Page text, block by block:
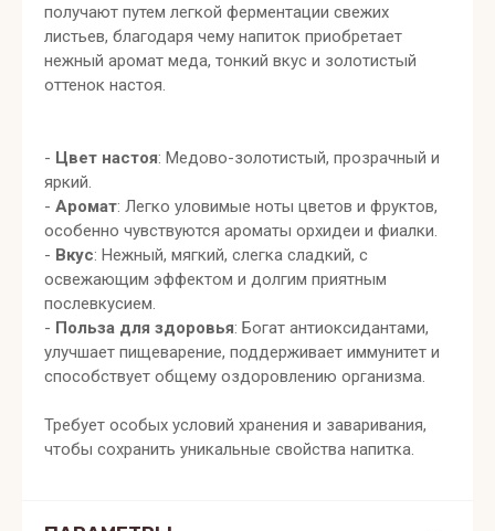
получают путем легкой ферментации свежих
листьев, благодаря чему напиток приобретает
нежный аромат меда, тонкий вкус и золотистый
оттенок настоя.
- Цвет настоя: Медово-золотистый, прозрачный и
яркий.
- Аромат: Легко уловимые ноты цветов и фруктов,
особенно чувствуются ароматы орхидеи и фиалки.
- Вкус: Нежный, мягкий, слегка сладкий, с
освежающим эффектом и долгим приятным
послевкусием.
- Польза для здоровья: Богат антиоксидантами,
улучшает пищеварение, поддерживает иммунитет и
способствует общему оздоровлению организма.
Требует особых условий хранения и заваривания,
чтобы сохранить уникальные свойства напитка.